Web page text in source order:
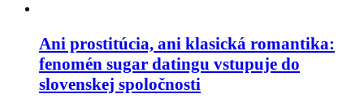
Ani prostitúcia, ani klasická romantika:
fenomén sugar datingu vstupuje do
slovenskej spoločnosti